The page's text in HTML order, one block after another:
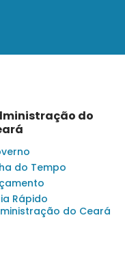
do
do Tempo
Rápido
do Ceará